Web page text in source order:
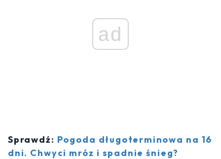
ad
Sprawdź: Pogoda długoterminowa na 16
dni. Chwyci mróz i spadnie śnieg?